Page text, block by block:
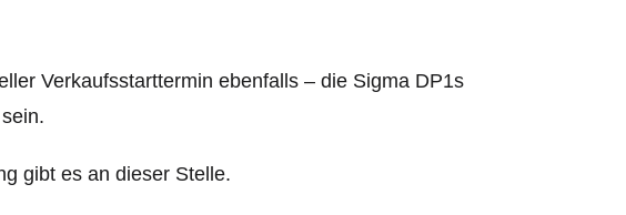
Verkaufsstarttermin ebenfalls – die Sigma DP1s
gibt es an dieser Stelle.